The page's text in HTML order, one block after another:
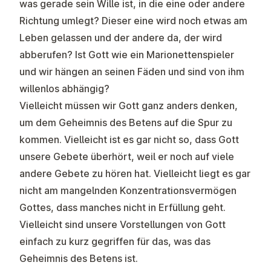
was gerade sein Wille ist, in die eine oder andere
Richtung umlegt? Dieser eine wird noch etwas am
Leben gelassen und der andere da, der wird
abberufen? Ist Gott wie ein Marionettenspieler
und wir hängen an seinen Fäden und sind von ihm
willenlos abhängig?
Vielleicht müssen wir Gott ganz anders denken,
um dem Geheimnis des Betens auf die Spur zu
kommen. Vielleicht ist es gar nicht so, dass Gott
unsere Gebete überhört, weil er noch auf viele
andere Gebete zu hören hat. Vielleicht liegt es gar
nicht am mangelnden Konzentrationsvermögen
Gottes, dass manches nicht in Erfüllung geht.
Vielleicht sind unsere Vorstellungen von Gott
einfach zu kurz gegriffen für das, was das
Geheimnis des Betens ist.